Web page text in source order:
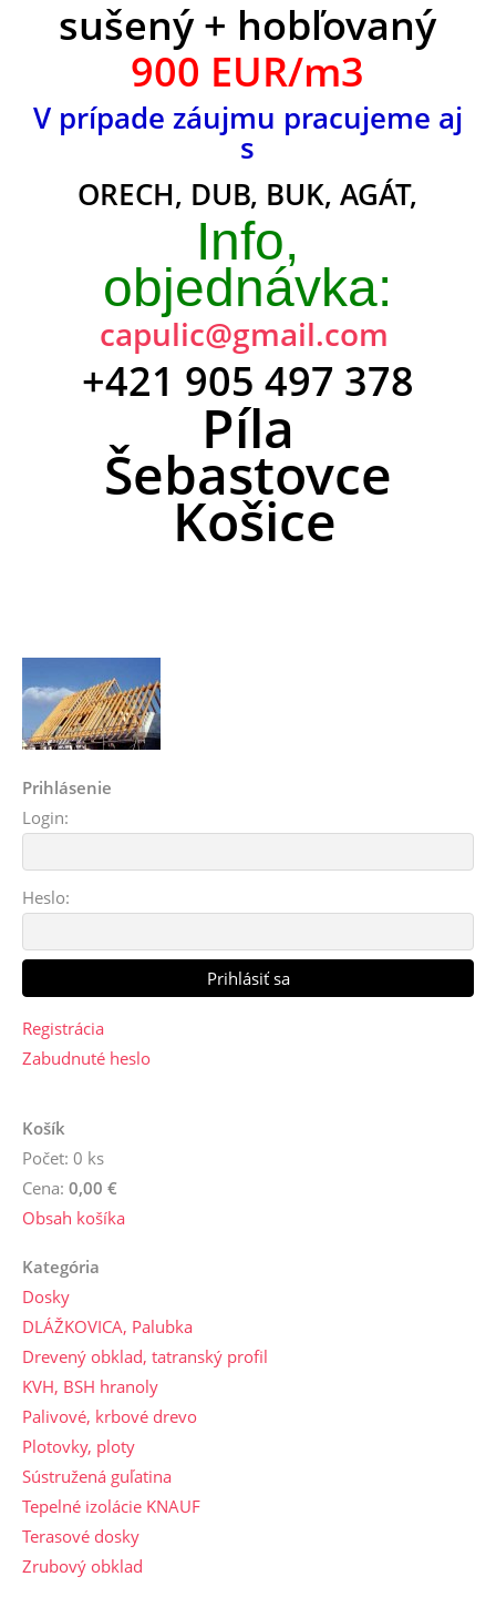
sušený + hobľovaný
900 EUR/m3
V prípade záujmu pracujeme aj
s
ORECH, DUB, BUK, AGÁT,
Info,
objednávka:
capulic@gmail.com
+421 905 497 378
Píla
Šebastovce
Košice
Prihlásenie
Login:
Heslo:
Registrácia
Zabudnuté heslo
Košík
Počet: 0 ks
Cena: 0,00 €
Obsah košíka
Kategória
Dosky
DLÁŽKOVICA, Palubka
Drevený obklad, tatranský profil
KVH, BSH hranoly
Palivové, krbové drevo
Plotovky, ploty
Sústružená guľatina
Tepelné izolácie KNAUF
Terasové dosky
Zrubový obklad